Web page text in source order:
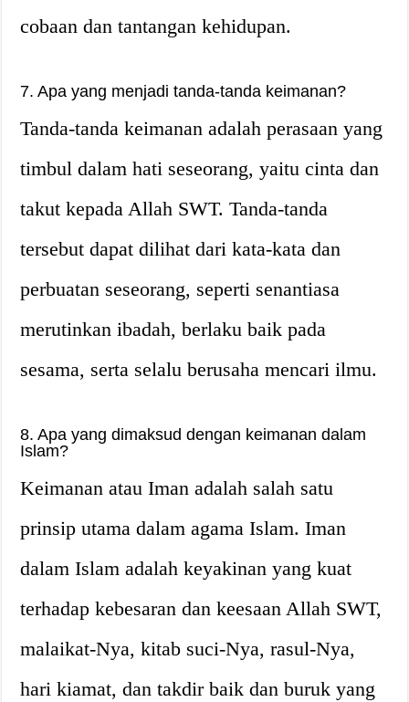
cobaan dan tantangan kehidupan.
7. Apa yang menjadi tanda-tanda keimanan?
Tanda-tanda keimanan adalah perasaan yang
timbul dalam hati seseorang, yaitu cinta dan
takut kepada Allah SWT. Tanda-tanda
tersebut dapat dilihat dari kata-kata dan
perbuatan seseorang, seperti senantiasa
merutinkan ibadah, berlaku baik pada
sesama, serta selalu berusaha mencari ilmu.
8. Apa yang dimaksud dengan keimanan dalam
Islam?
Keimanan atau Iman adalah salah satu
prinsip utama dalam agama Islam. Iman
dalam Islam adalah keyakinan yang kuat
terhadap kebesaran dan keesaan Allah SWT,
malaikat-Nya, kitab suci-Nya, rasul-Nya,
hari kiamat, dan takdir baik dan buruk yang